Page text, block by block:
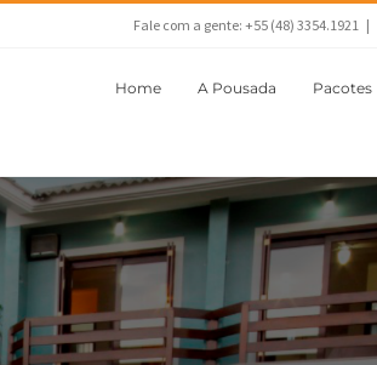
Fale com a gente: +55 (48) 3354.1921 |
Home A Pousada Pacotes